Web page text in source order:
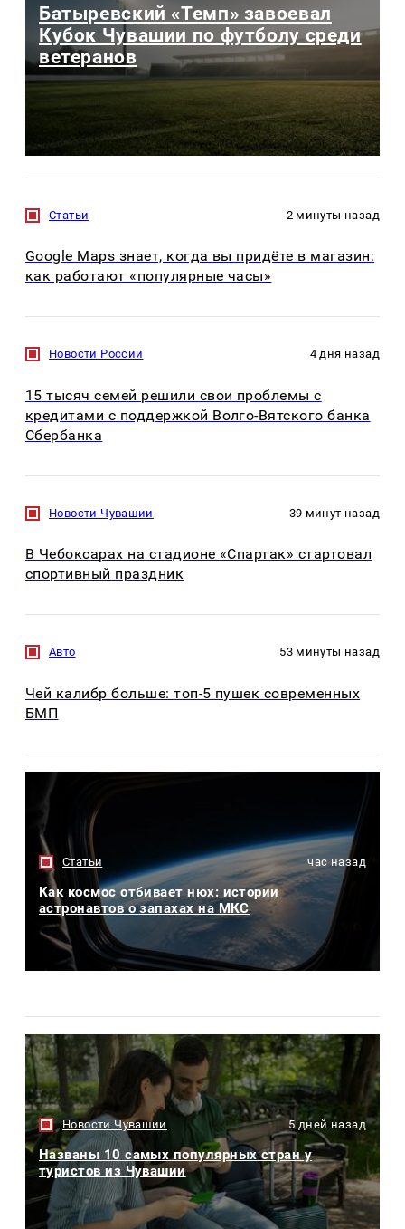
Батыревский «Темп» завоевал
Кубок Чувашии по футболу среди
ветеранов
Статьи 2 минуты назад
Google Maps знает, когда вы придёте в магазин:
как работают «популярные часы»
Новости России 4 дня назад
15 тысяч семей решили свои проблемы с
кредитами с поддержкой Волго-Вятского банка
Сбербанка
Новости Чувашии 39 минут назад
В Чебоксарах на стадионе «Спартак» стартовал
спортивный праздник
Авто 53 минуты назад
Чей калибр больше: топ-5 пушек современных
БМП
Статьи час назад
Как космос отбивает нюх: истории
астронавтов о запахах на МКС
Новости Чувашии 5 дней назад
Названы 10 самых популярных стран у
туристов из Чувашии